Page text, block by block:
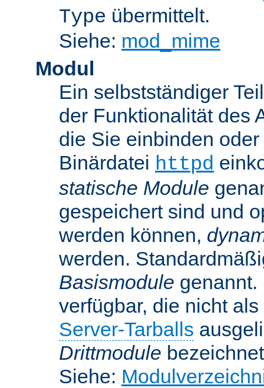
Type übermittelt.
Siehe: mod_mime
Modul
Ein selbstständiger
der Funktionalität des
die Sie einbinden
Binärdatei httpd
statische Module
gespeichert sind und
werden können,
werden.
Basismodule genannt.
verfügbar, die nicht
Server-Tarballs
Drittmodule
Siehe: